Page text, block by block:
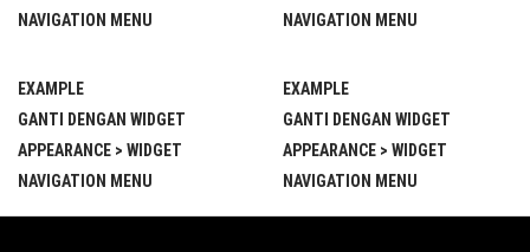
NAVIGATION MENU
NAVIGATION MENU
EXAMPLE
GANTI DENGAN WIDGET
APPEARANCE > WIDGET
NAVIGATION MENU
EXAMPLE
GANTI DENGAN WIDGET
APPEARANCE > WIDGET
NAVIGATION MENU